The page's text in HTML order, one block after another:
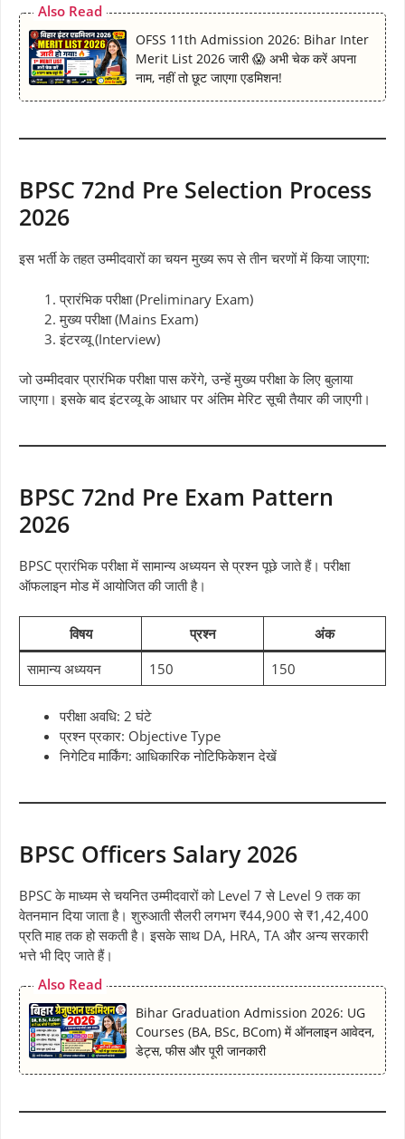
Also Read
OFSS 11th Admission 2026: Bihar Inter
Merit List 2026 जारी 😱 अभी चेक करें अपना
नाम, नहीं तो छूट जाएगा एडमिशन!
BPSC 72nd Pre Selection Process
2026
इस भर्ती के तहत उम्मीदवारों का चयन मुख्य रूप से तीन चरणों में किया जाएगा:
प्रारंभिक परीक्षा (Preliminary Exam)
मुख्य परीक्षा (Mains Exam)
इंटरव्यू (Interview)
जो उम्मीदवार प्रारंभिक परीक्षा पास करेंगे, उन्हें मुख्य परीक्षा के लिए बुलाया
जाएगा। इसके बाद इंटरव्यू के आधार पर अंतिम मेरिट सूची तैयार की जाएगी।
BPSC 72nd Pre Exam Pattern
2026
BPSC प्रारंभिक परीक्षा में सामान्य अध्ययन से प्रश्न पूछे जाते हैं। परीक्षा
ऑफलाइन मोड में आयोजित की जाती है।
विषय प्रश्न
अंक
सामान्य अध्ययन
150 150
परीक्षा अवधि: 2 घंटे
प्रश्न प्रकार: Objective Type
निगेटिव मार्किंग: आधिकारिक नोटिफिकेशन देखें
BPSC Officers Salary 2026
BPSC के माध्यम से चयनित उम्मीदवारों को Level 7 से Level 9 तक का
वेतनमान दिया जाता है। शुरुआती सैलरी लगभग ₹44,900 से ₹1,42,400
प्रति माह तक हो सकती है। इसके साथ DA, HRA, TA और अन्य सरकारी
भत्ते भी दिए जाते हैं।
Also Read
Bihar Graduation Admission 2026: UG
Courses (BA, BSc, BCom) में ऑनलाइन आवेदन,
डेट्स, फीस और पूरी जानकारी